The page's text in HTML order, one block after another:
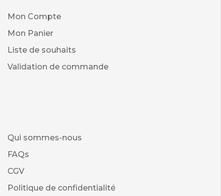
Mon Compte
Mon Panier
Liste de souhaits
Validation de commande
Qui sommes-nous
FAQs
CGV
Politique de confidentialité